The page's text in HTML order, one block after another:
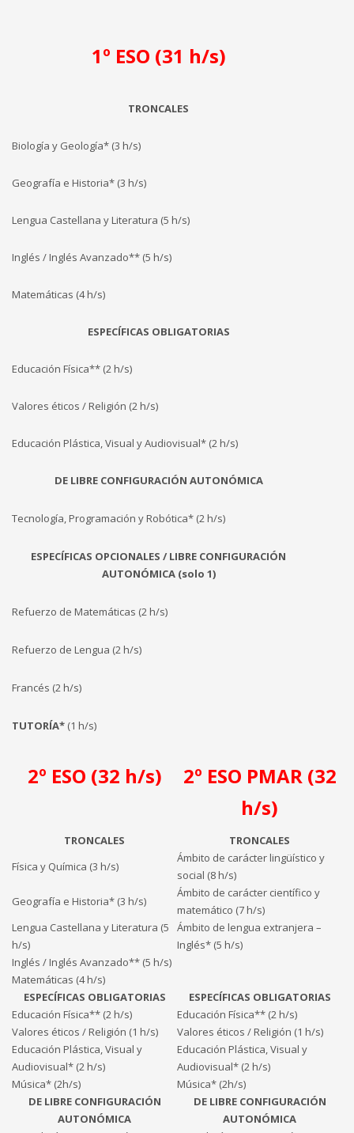
1º ESO (31 h/s)
TRONCALES
Biología y Geología* (3 h/s)
Geografía e Historia* (3 h/s)
Lengua Castellana y Literatura (5 h/s)
Inglés / Inglés Avanzado** (5 h/s)
Matemáticas (4 h/s)
ESPECÍFICAS OBLIGATORIAS
Educación Física** (2 h/s)
Valores éticos / Religión (2 h/s)
Educación Plástica, Visual y Audiovisual* (2 h/s)
DE LIBRE CONFIGURACIÓN AUTONÓMICA
Tecnología, Programación y Robótica* (2 h/s)
ESPECÍFICAS OPCIONALES / LIBRE CONFIGURACIÓN
AUTONÓMICA (solo 1)
Refuerzo de Matemáticas (2 h/s)
Refuerzo de Lengua (2 h/s)
Francés (2 h/s)
TUTORÍA* (1 h/s)
2º ESO (32 h/s)
2º ESO PMAR (32
h/s)
TRONCALES
TRONCALES
Física y Química (3 h/s)
Ámbito de carácter lingüístico y
social (8 h/s)
Geografía e Historia* (3 h/s)
Ámbito de carácter científico y
matemático (7 h/s)
Lengua Castellana y Literatura (5
h/s)
Ámbito de lengua extranjera –
Inglés* (5 h/s)
Inglés / Inglés Avanzado** (5 h/s)
Matemáticas (4 h/s)
ESPECÍFICAS OBLIGATORIAS
ESPECÍFICAS OBLIGATORIAS
Educación Física** (2 h/s)
Educación Física** (2 h/s)
Valores éticos / Religión (1 h/s)
Valores éticos / Religión (1 h/s)
Educación Plástica, Visual y
Audiovisual* (2 h/s)
Educación Plástica, Visual y
Audiovisual* (2 h/s)
Música* (2h/s)
Música* (2h/s)
DE LIBRE CONFIGURACIÓN
AUTONÓMICA
DE LIBRE CONFIGURACIÓN
AUTONÓMICA